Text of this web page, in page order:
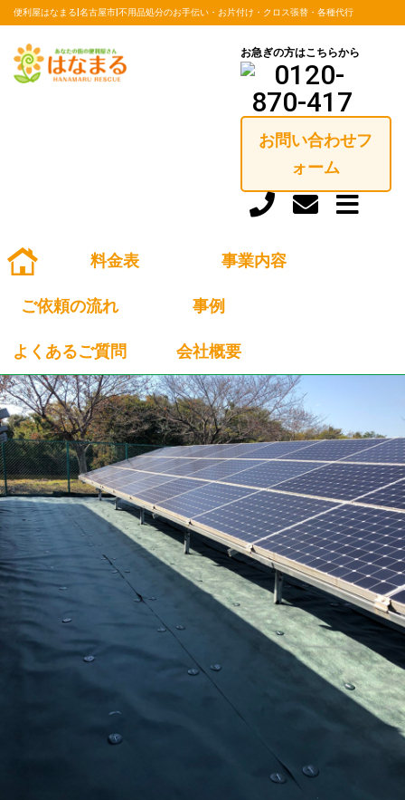
便利屋はなまる|名古屋市|不用品処分のお手伝い・お片付け・クロス張替・各種代行
お急ぎの方はこちらから
お問い合わせフ
ォーム
料金表 事業内容
ご依頼の流れ 事例
よくあるご質問 会社概要
太陽光発電施設の防草シート完成写真です。